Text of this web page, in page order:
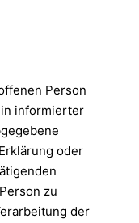
Person
informierter
oder
zu
der